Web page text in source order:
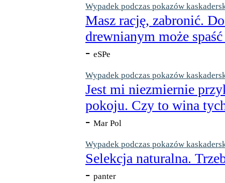
Wypadek podczas pokazów
Masz rację, zabronić.
drewnianym może
- eSPe
Wypadek podczas pokazów
Jest mi niezmiernie
pokoju. Czy to wina
- Mar Pol
Wypadek podczas pokazów
Selekcja naturalna.
- panter